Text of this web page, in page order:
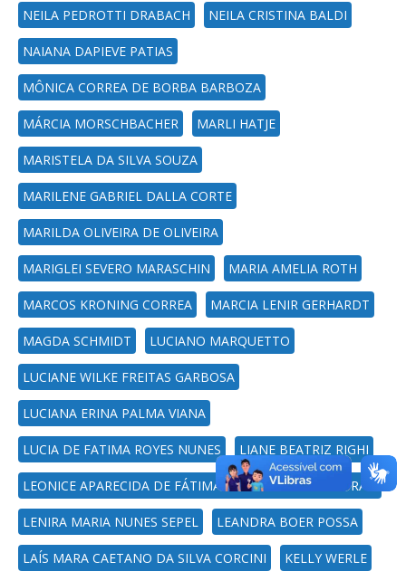
NEILA PEDROTTI DRABACH NEILA CRISTINA BALDI
NAIANA DAPIEVE PATIAS
MÔNICA CORREA DE BORBA BARBOZA
MÁRCIA MORSCHBACHER MARLI HATJE
MARISTELA DA SILVA SOUZA
MARILENE GABRIEL DALLA CORTE
MARILDA OLIVEIRA DE OLIVEIRA
MARIGLEI SEVERO MARASCHIN MARIA AMELIA ROTH
MARCOS KRONING CORREA MARCIA LENIR GERHARDT
MAGDA SCHMIDT LUCIANO MARQUETTO
LUCIANE WILKE FREITAS GARBOSA
LUCIANA ERINA PALMA VIANA
LUCIA DE FATIMA ROYES NUNES LIANE BEATRIZ RIGHI
LEONICE APARECIDA DE FÁTIMA ALVES PEREIRA MOURAD
LENIRA MARIA NUNES SEPEL LEANDRA BOER POSSA
LAÍS MARA CAETANO DA SILVA CORCINI KELLY WERLE